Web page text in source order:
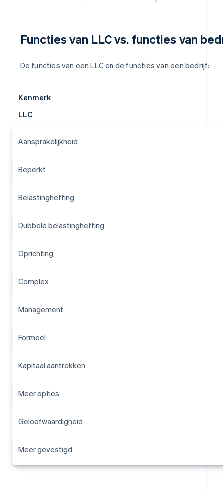
Functies van LLC vs. functies van
De functies van een LLC en de functies van een bedrijf:
Kenmerk
LLC
Aansprakelijkheid
Beperkt
Belastingheffing
Dubbele belastingheffing
Oprichting
Complex
Management
Formeel
Kapitaal aantrekken
Meer opties
Geloofwaardigheid
Meer gevestigd